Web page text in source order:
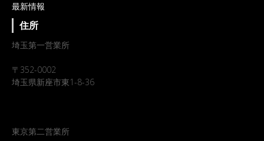
最新情報
住所
埼玉第一営業所
〒352-0002
埼玉県新座市東1-8-36
東京第二営業所